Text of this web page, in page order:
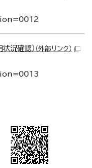
況確認） （外部リンク）